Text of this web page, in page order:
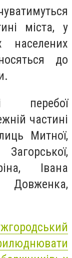
міста, у
населених
до
перебої
частині
Митної,
Загорської,
Івана